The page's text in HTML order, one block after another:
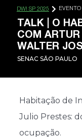
DW! SP 2025 EVENTO
TALK | O
COM
WALTER
SENAC SĀO PAULO
​Habitação de
Julio Prestes:
ocupação.